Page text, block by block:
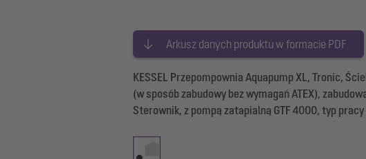
Arkusz danych produktu w formacie PDF
KESSEL Przepompownia Aquapump XL, Tronic,
(w sposób zabudowy bez wymagań ATEX),
Sterownik, z pompą zatapialną GTF 4000, typ pracy